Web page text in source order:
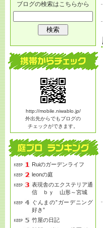
ブログの検索はこちらから
http://mobile.niwablo.jp/
外出先からでもブログの
チェックができます。
Ruiのガーデンライフ
leonの庭
表現舎のエクステリア通
信 ｂｙ 山形～宮城
ぐんまの”ガーデニング
好き”
竹屋の日記